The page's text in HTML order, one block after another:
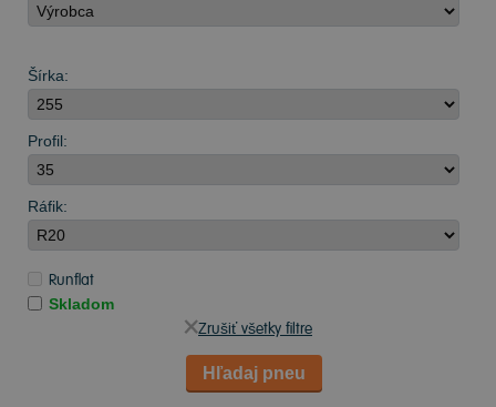
Šírka:
Profil:
Ráfik:
Runflat
Skladom
Zrušiť všetky filtre
Hľadaj pneu